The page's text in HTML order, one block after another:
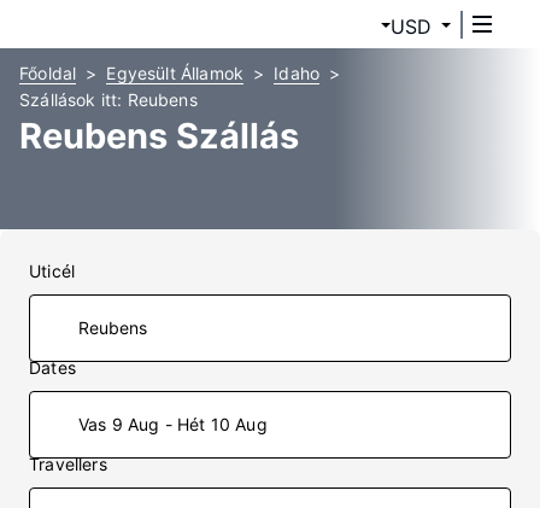
USD
Főoldal Egyesült Államok
Idaho
Szállások itt: Reubens
Reubens Szállás
Uticél
Dates
Vas 9 Aug - Hét 10 Aug
Travellers